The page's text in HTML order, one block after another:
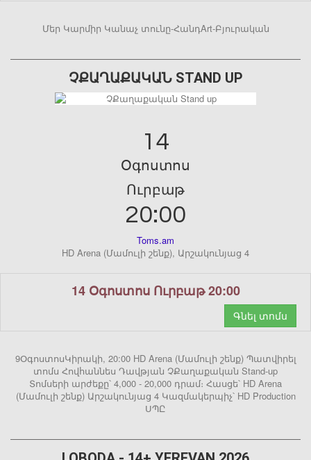
Մեր Կարմիր Կանաչ տունը-ՀանդArt-Բյուրական
ՉՔԱՂԱՔԱԿԱՆ STAND UP
14
Օգոստոս
Ուրբաթ
20:00
Toms.am
HD Arena (Մամուլի շենք), Արշակունյաց 4
14 Օգոստոս Ուրբաթ 20:00
Գնել տոմս
9ՕգոստոսԿիրակի, 20:00 HD Arena (Մամուլի շենք) Պատվիրել
տոմս Հովհաննես Դավթյան ՉՔաղաքական Stand-up
Տոմսերի արժեքը՝ 4,000 - 20,000 դրամ։ Հասցե՝ HD Arena
(Մամուլի շենք) Արշակունյաց 4 Կազմակերպիչ՝ HD Production
ՍՊԸ